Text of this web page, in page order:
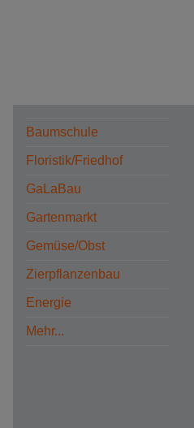
Baumschule
Floristik/Friedhof
GaLaBau
Gartenmarkt
Gemüse/Obst
Zierpflanzenbau
Energie
Mehr...